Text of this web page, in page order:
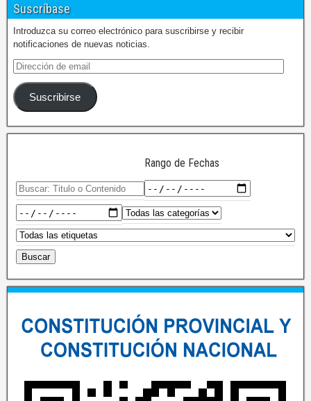
Suscríbase
Introduzca su correo electrónico para suscribirse y recibir
notificaciones de nuevas noticias.
Suscribirse
Rango de Fechas